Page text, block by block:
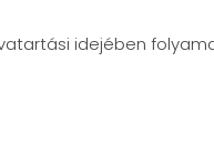
idejében